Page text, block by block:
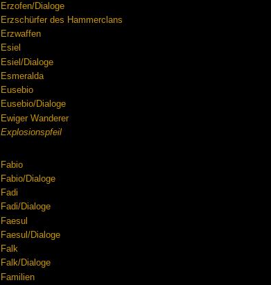
Erzofen/Dialoge
Erzschürfer des Hammerclans
Erzwaffen
Esiel
Esiel/Dialoge
Esmeralda
Eusebio
Eusebio/Dialoge
Ewiger Wanderer
Explosionspfeil
Fabio
Fabio/Dialoge
Fadi
Fadi/Dialoge
Faesul
Faesul/Dialoge
Falk
Falk/Dialoge
Familien